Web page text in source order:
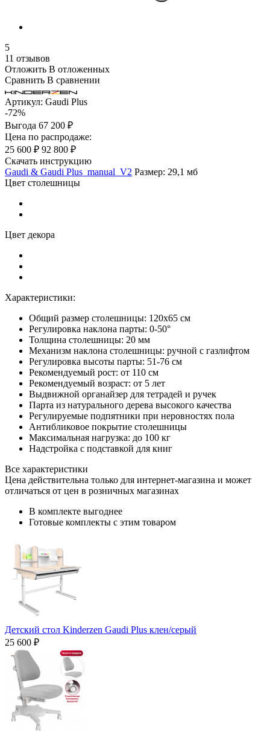
5
11 отзывов
Отложить В отложенных
Сравнить В сравнении
Артикул: Gaudi Plus
-72%
Выгода 67 200 ₽
Цена по распродаже:
25 600 ₽ 92 800 ₽
Скачать инструкцию
Gaudi & Gaudi Plus_manual_V2 Размер: 29,1 мб
Цвет столешницы
Цвет декора
Характеристики:
Общий размер столешницы: 120x65 см
Регулировка наклона парты: 0-50°
Толщина столешницы: 20 мм
Механизм наклона столешницы: ручной с газлифтом
Регулировка высоты парты: 51-76 см
Рекомендуемый рост: от 110 см
Рекомендуемый возраст: от 5 лет
Выдвижной органайзер для тетрадей и ручек
Парта из натурального дерева высокого качества
Регулируемые подпятники при неровностях пола
Антибликовое покрытие столешницы
Максимальная нагрузка: до 100 кг
Надстройка с подставкой для книг
Все характеристики
Цена действительна только для интернет-магазина и может
отличаться от цен в розничных магазинах
В комплекте выгоднее
Готовые комплекты с этим товаром
Детский стол Kinderzen Gaudi Plus клен/серый
25 600 ₽